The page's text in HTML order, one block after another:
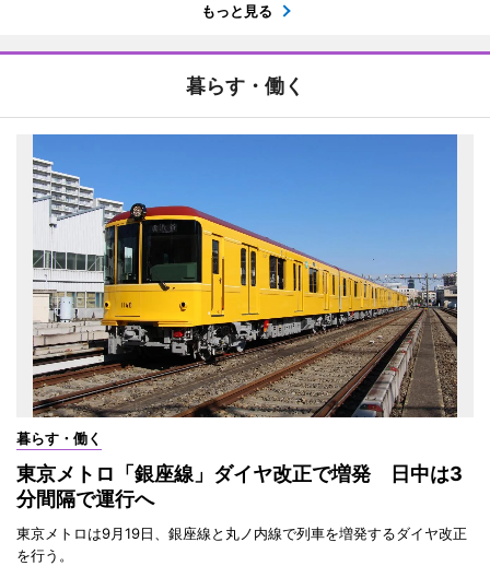
もっと見る
暮らす・働く
暮らす・働く
東京メトロ「銀座線」ダイヤ改正で増発 日中は3
分間隔で運行へ
東京メトロは9月19日、銀座線と丸ノ内線で列車を増発するダイヤ改正
を行う。